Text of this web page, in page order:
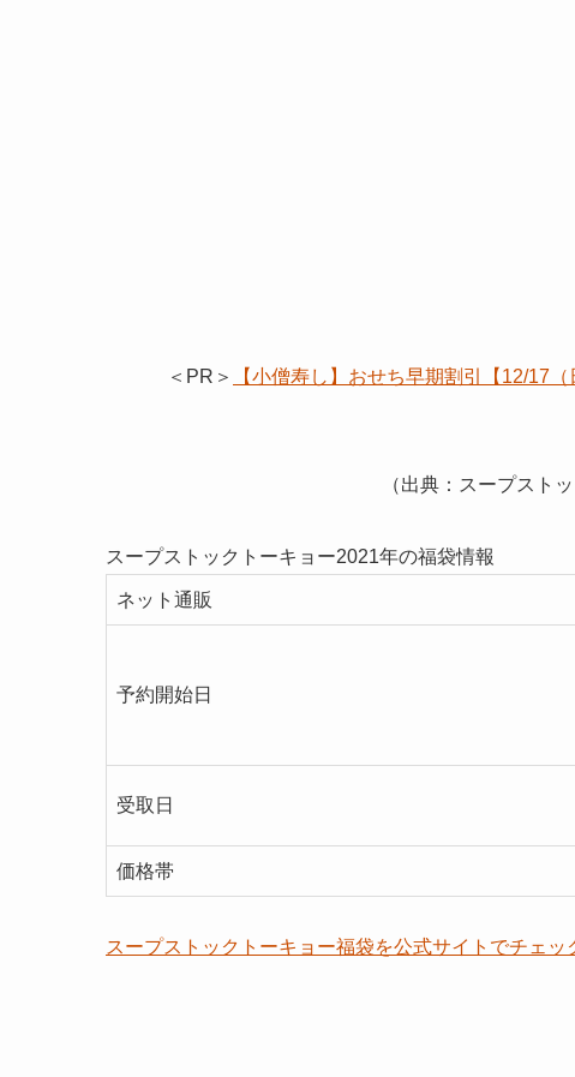
＜PR＞ 【小僧寿し】おせち早期割引【12/17
（出典：スープスト
スープストックトーキョー2021年の福袋情報
ネット通販
予約開始日
受取日
価格帯
スープストックトーキョー福袋を公式サイトでチェッ